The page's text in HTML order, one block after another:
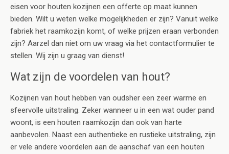
eisen voor houten kozijnen een offerte op maat kunnen
bieden. Wilt u weten welke mogelijkheden er zijn? Vanuit welke
fabriek het raamkozijn komt, of welke prijzen eraan verbonden
zijn? Aarzel dan niet om uw vraag via het contactformulier te
stellen. Wij zijn u graag van dienst!
Wat zijn de voordelen van hout?
Kozijnen van hout hebben van oudsher een zeer warme en
sfeervolle uitstraling. Zeker wanneer u in een wat ouder pand
woont, is een houten raamkozijn dan ook van harte
aanbevolen. Naast een authentieke en rustieke uitstraling, zijn
er vele andere voordelen aan de aanschaf van een houten